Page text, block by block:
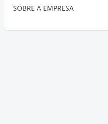
SOBRE A EMPRESA